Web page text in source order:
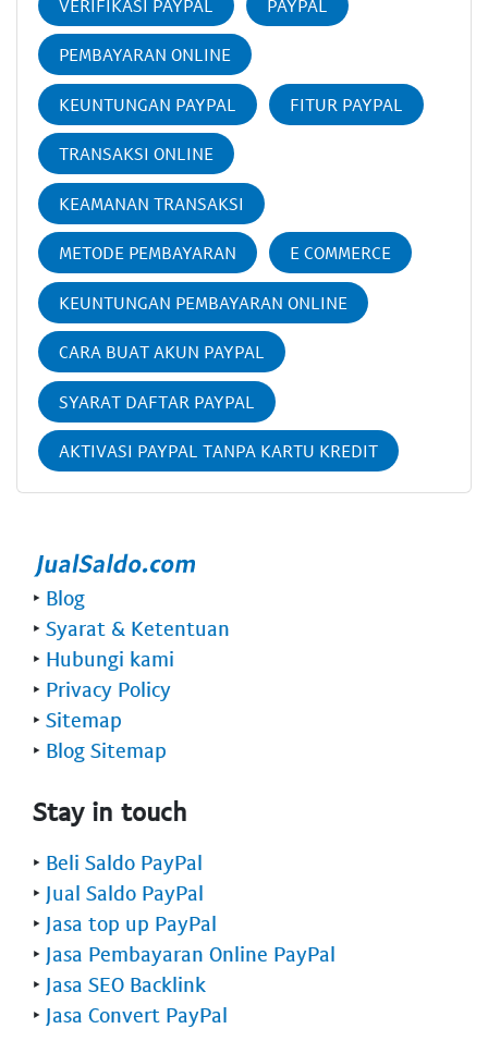
VERIFIKASI PAYPAL PAYPAL
PEMBAYARAN ONLINE
KEUNTUNGAN PAYPAL FITUR PAYPAL
TRANSAKSI ONLINE
KEAMANAN TRANSAKSI
METODE PEMBAYARAN E COMMERCE
KEUNTUNGAN PEMBAYARAN ONLINE
CARA BUAT AKUN PAYPAL
SYARAT DAFTAR PAYPAL
AKTIVASI PAYPAL TANPA KARTU KREDIT
‣ Blog
‣ Syarat & Ketentuan
‣ Hubungi kami
‣ Privacy Policy
‣ Sitemap
‣ Blog Sitemap
Stay in touch
‣ Beli Saldo PayPal
‣ Jual Saldo PayPal
‣ Jasa top up PayPal
‣ Jasa Pembayaran Online PayPal
‣ Jasa SEO Backlink
‣ Jasa Convert PayPal